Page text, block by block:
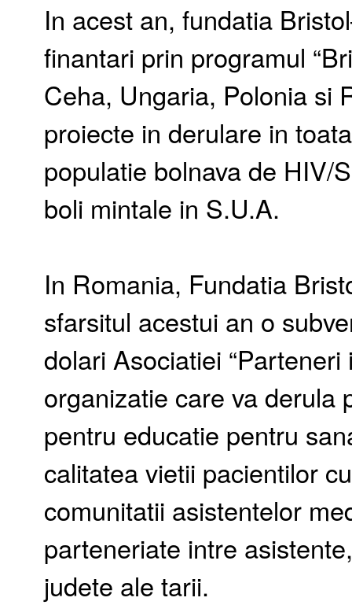
In acest an, fundatia
finantari prin programul
Ceha, Ungaria, Polonia si
proiecte in derulare in
populatie bolnava de HIV/
boli mintale in S.U.A.
In Romania, Fundatia
sfarsitul acestui an o
dolari Asociatiei
organizatie care va derula
pentru educatie pentru
calitatea vietii pacientilor
comunitatii asistentelor
parteneriate intre
judete ale tarii.